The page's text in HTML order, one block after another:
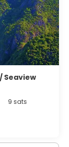
Seaview
9 sats